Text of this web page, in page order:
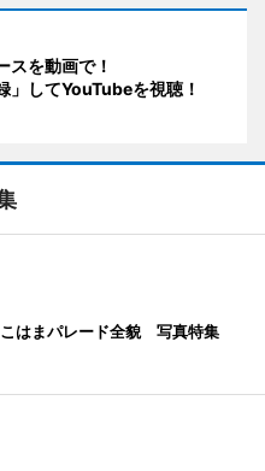
スを動画で！
」してYouTubeを視聴！
はまパレード全貌 写真特集